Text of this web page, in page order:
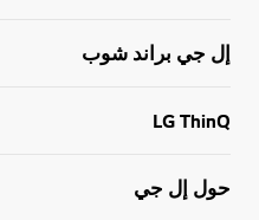
إل جي براند شوب
LG ThinQ
حول إل جي